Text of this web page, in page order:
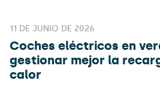
11 DE JUNIO DE 2026
Coches eléctricos en
gestionar mejor la
calor